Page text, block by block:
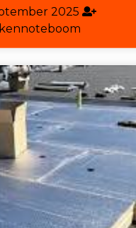
2025 19
september
2025